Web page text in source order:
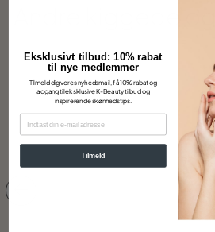
Andre kiggede
Eksklusivt tilbud: 10% rabat
til nye medlemmer
Tilmeld dig vores nyhedsmail, få 10% rabat og
adgang til eksklusive K-Beauty tilbud og
inspirerende skønhedstips.
EMAIL
Tilmeld